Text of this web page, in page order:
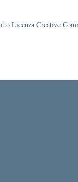
Licenza Creative